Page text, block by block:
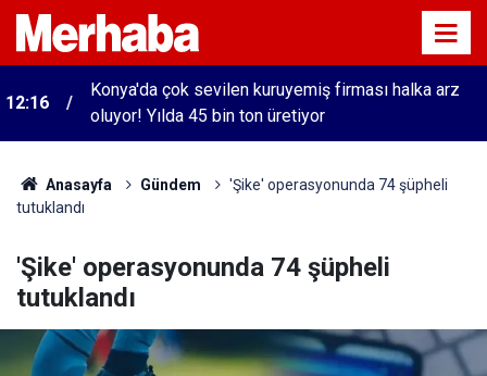
12:16
Konya'da çok sevilen kuruyemiş firması halka arz
oluyor! Yılda 45 bin ton üretiyor
Anasayfa Gündem
'Şike' operasyonunda 74 şüpheli
tutuklandı
'Şike' operasyonunda 74 şüpheli
tutuklandı